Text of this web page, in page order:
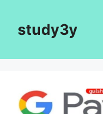
contentstudy3y